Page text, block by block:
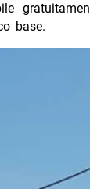
base.